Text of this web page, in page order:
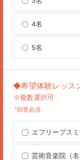
4名
5名
◆希望体験レッス
※複数選択可
*回答必須
エフリーブス
芸術音楽院（